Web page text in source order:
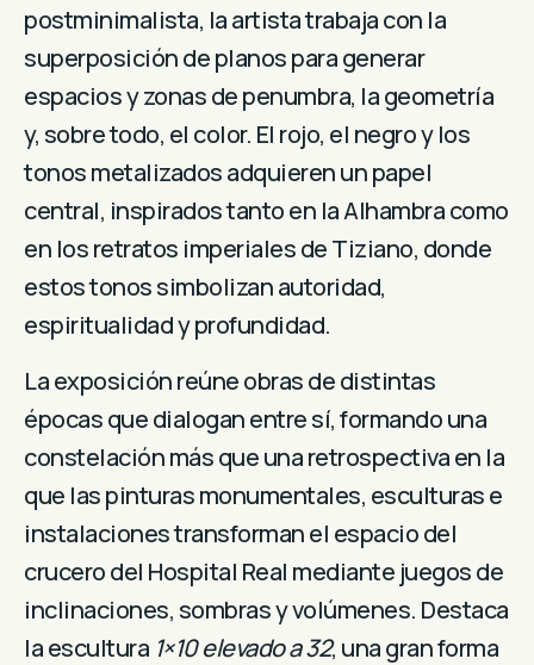
postminimalista, la artista trabaja con la
superposición de planos para generar
espacios y zonas de penumbra, la geometría
y, sobre todo, el color. El rojo, el negro y los
tonos metalizados adquieren un papel
central, inspirados tanto en la Alhambra como
en los retratos imperiales de Tiziano, donde
estos tonos simbolizan autoridad,
espiritualidad y profundidad.
La exposición reúne obras de distintas
épocas que dialogan entre sí, formando una
constelación más que una retrospectiva en la
que las pinturas monumentales, esculturas e
instalaciones transforman el espacio del
crucero del Hospital Real mediante juegos de
inclinaciones, sombras y volúmenes. Destaca
la escultura 1×10 elevado a 32, una gran forma